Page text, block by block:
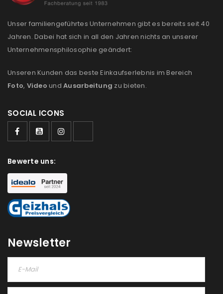
E-Mail-Adresse*
NEWSLETTER ABONNIEREN
us
Ich stimme zu
Ja, ich möchte ein Kundenkonto eröffnen und
akzeptiere die
REGISTRIEREN
Unser familiengeführtes Unternehmen gibt es bereits seit 40
Jahren. Dabei hat sich in all den Jahren nichts an unserer
Unternehmensphilosophie geändert:
Unseren Kunden das beste Einkaufserlebnis im Bereich
Foto, Video und Ausarbeitung zu bieten.
SOCIAL ICONS
Bewerte uns:
Newsletter